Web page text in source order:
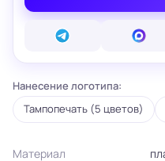
Нанесение логотипа:
Тампопечать (5 цветов)
Материал